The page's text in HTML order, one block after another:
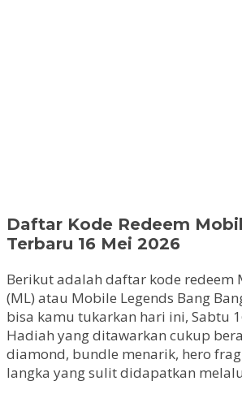
Daftar Kode Redeem
Terbaru 16 Mei 2026
Berikut adalah daftar kode redeem
(ML) atau Mobile Legends Bang
bisa kamu tukarkan hari ini, Sabtu
Hadiah yang ditawarkan cukup
diamond, bundle menarik, hero
langka yang sulit didapatkan